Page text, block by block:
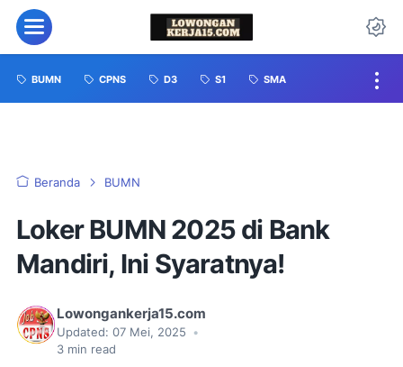
BUMN CPNS D3 S1 SMA
Beranda BUMN
Loker BUMN 2025 di Bank
Mandiri, Ini Syaratnya!
Lowongankerja15.com
Updated: 07 Mei, 2025
•
3 min read